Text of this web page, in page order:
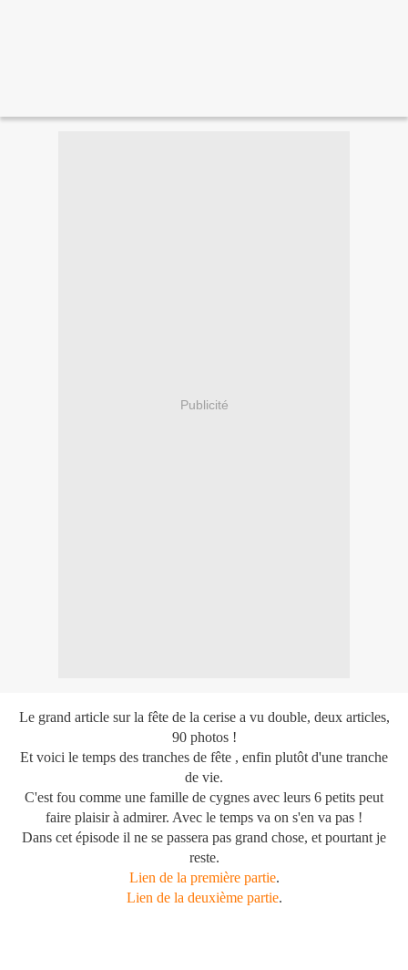
Publicité
Le grand article sur la fête de la cerise a vu double, deux articles,
90 photos !
Et voici le temps des tranches de fête , enfin plutôt d'une tranche
de vie.
C'est fou comme une famille de cygnes avec leurs 6 petits peut
faire plaisir à admirer. Avec le temps va on s'en va pas !
Dans cet épisode il ne se passera pas grand chose, et pourtant je
reste.
Lien de la première partie.
Lien de la deuxième partie.